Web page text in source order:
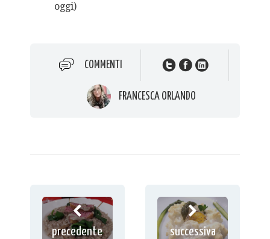
oggi)
COMMENTI
FRANCESCA ORLANDO
precedente successiva